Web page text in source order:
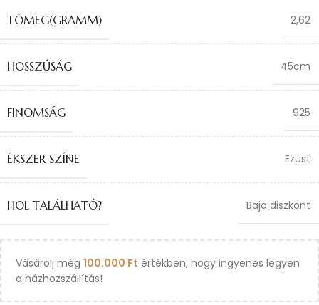
TÖMEG(GRAMM) 2,62
HOSSZÚSÁG 45cm
FINOMSÁG 925
ÉKSZER SZÍNE Ezüst
HOL TALÁLHATÓ? Baja diszkont
Vásárolj még 100.000 Ft értékben, hogy ingyenes legyen
a házhozszállítás!